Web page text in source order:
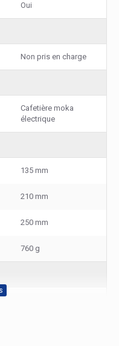
Oui
Non pris en charge
Cafetière moka
électrique
135 mm
210 mm
250 mm
760 g